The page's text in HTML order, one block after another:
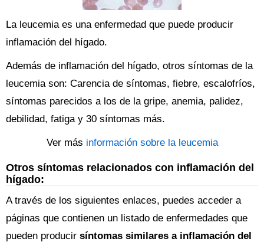
La leucemia es una enfermedad que puede producir
inflamación del hígado.
Además de inflamación del hígado, otros síntomas de la
leucemia son: Carencia de síntomas, fiebre, escalofríos,
síntomas parecidos a los de la gripe, anemia, palidez,
debilidad, fatiga y 30 síntomas más.
Ver más información sobre la leucemia
Otros síntomas relacionados con inflamación del
hígado:
A través de los siguientes enlaces, puedes acceder a
páginas que contienen un listado de enfermedades que
pueden producir síntomas similares a inflamación del